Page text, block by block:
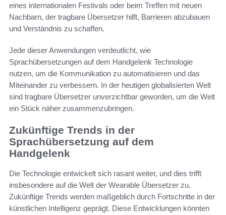
eines internationalen Festivals oder beim Treffen mit neuen
Nachbarn, der tragbare Übersetzer hilft, Barrieren abzubauen
und Verständnis zu schaffen.
Jede dieser Anwendungen verdeutlicht, wie
Sprachübersetzungen auf dem Handgelenk Technologie
nutzen, um die Kommunikation zu automatisieren und das
Miteinander zu verbessern. In der heutigen globalisierten Welt
sind tragbare Übersetzer unverzichtbar geworden, um die Welt
ein Stück näher zusammenzubringen.
Zukünftige Trends in der
Sprachübersetzung auf dem
Handgelenk
Die Technologie entwickelt sich rasant weiter, und dies trifft
insbesondere auf die Welt der Wearable Übersetzer zu.
Zukünftige Trends werden maßgeblich durch Fortschritte in der
künstlichen Intelligenz geprägt. Diese Entwicklungen könnten